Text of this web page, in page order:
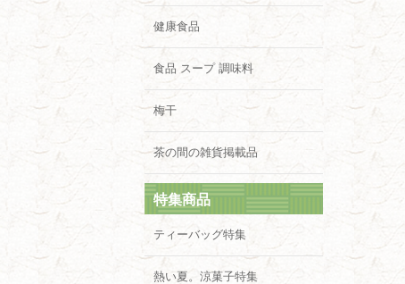
健康食品
食品 スープ 調味料
梅干
茶の間の雑貨掲載品
特集商品
ティーバッグ特集
熱い夏。涼菓子特集